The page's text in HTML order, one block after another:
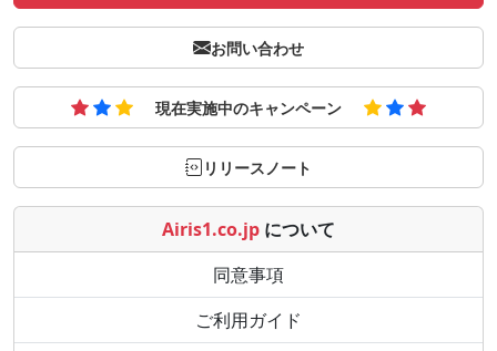
お問い合わせ
現在実施中のキャンペーン
リリースノート
Airis1.co.jp について
同意事項
ご利用ガイド